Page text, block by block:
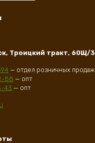
Троицкий тракт, 60Щ/3
— отдел розничных продаж
88 — опт
43 — опт